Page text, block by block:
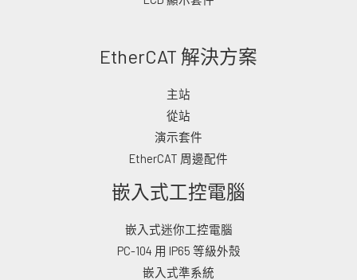
EtherCAT 解決方案
主站
從站
演示套件
EtherCAT 周邊配件
嵌入式工控電腦
嵌入式迷你工控電腦
PC-104 用 IP65 等級外殼
嵌入式準系統